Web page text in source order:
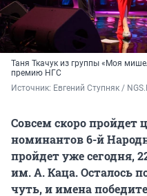
Таня Ткачук из группы «Моя
премию НГС
Источник: Евгений Ступняк /
Совсем скоро пройдет
номинантов 6-й
пройдет уже сегодня,
им. А. Каца. Осталось
чуть, и имена